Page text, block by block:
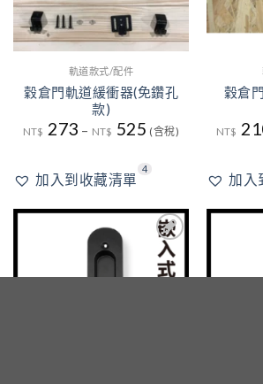
軌道款式/配件
穀倉門軌道緩衝器(免鑽孔
款)
NT$ 273 – NT$ 525 (含稅)
加入到收藏清單
4
穀倉
NT$
加入
加入
到收
藏清
單
3